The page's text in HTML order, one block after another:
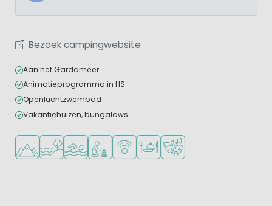
Bezoek campingwebsite
Aan het Gardameer
Animatieprogramma in HS
Openluchtzwembad
Vakantiehuizen, bungalows
Ligt in de heuvels/bergen
Ligt bij het water
Openlucht zwembad
Aanbevolen voor jonge kinderen
WiFi beschikbaar
Restaurant of pizzeria
Animatieprogramma